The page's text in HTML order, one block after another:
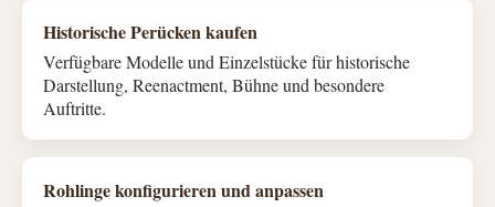
Historische Perücken kaufen
Verfügbare Modelle und Einzelstücke für historische
Darstellung, Reenactment, Bühne und besondere
Auftritte.
Rohlinge konfigurieren und anpassen